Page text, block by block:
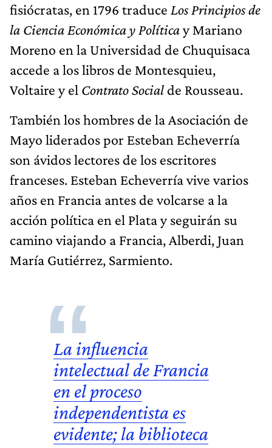
fisiócratas, en 1796 traduce Los Principios de
la Ciencia Económica y Políticay Mariano
Moreno en la Universidad de Chuquisaca
accede a los libros de Montesquieu,
Voltaire y el Contrato Social de Rousseau.
También los hombres de la Asociación de
Mayo liderados por Esteban Echeverría
son ávidos lectores de los escritores
franceses. Esteban Echeverría vive varios
años en Francia antes de volcarse a la
acción política en el Plata y seguirán su
camino viajando a Francia, Alberdi, Juan
María Gutiérrez, Sarmiento.
La influencia
intelectual de Francia
en el proceso
independentista es
evidente; la biblioteca